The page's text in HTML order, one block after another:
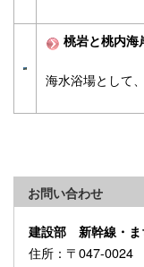
桃岩と桃内海
海水浴場として
お問い合わせ
建設部 新幹線・ま
住所 ：〒047-0024